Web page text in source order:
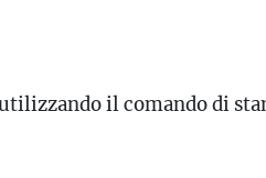
il comando di